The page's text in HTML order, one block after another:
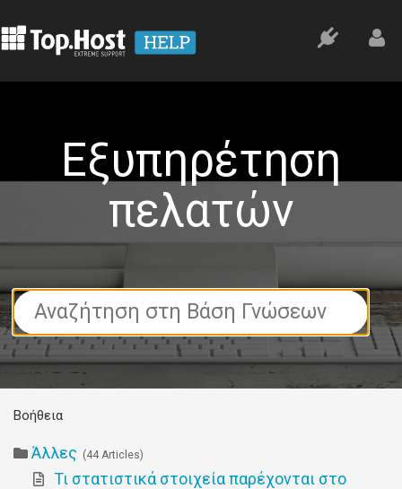
Εξυπηρέτηση
πελατών
Search
For
Βοήθεια
Άλλες 44 Articles
Τι στατιστικά στοιχεία παρέχονται στο